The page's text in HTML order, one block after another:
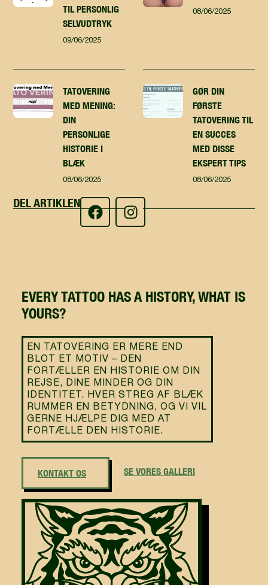
TIL PERSONLIG
SELVUDTRYK
09/06/2025
08/06/2025
TATOVERING
MED MENING:
DIN
PERSONLIGE
HISTORIE I
BLÆK
08/06/2025
GØR DIN
FØRSTE
TATOVERING TIL
EN SUCCES
MED DISSE
EKSPERT TIPS
08/06/2025
DEL ARTIKLEN
EVERY TATTOO HAS A HISTORY, WHAT IS
YOURS?
EN TATOVERING ER MERE END
BLOT ET MOTIV – DEN
FORTÆLLER EN HISTORIE OM DIN
REJSE, DINE MINDER OG DIN
IDENTITET. HVER STREG AF BLÆK
RUMMER EN BETYDNING, OG VI VIL
GERNE HJÆLPE DIG MED AT
FORTÆLLE DEN HISTORIE.
KONTAKT OS SE VORES GALLERI